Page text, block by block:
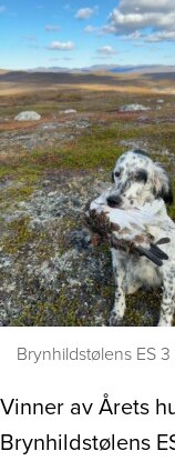
Brynhildstølens ES
Vinner av Årets
Brynhildstølens